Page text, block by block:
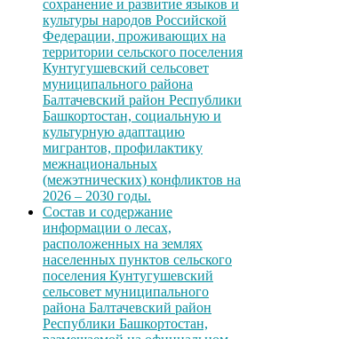
сохранение и развитие языков и
культуры народов Российской
Федерации, проживающих на
территории сельского поселения
Кунтугушевский сельсовет
муниципального района
Балтачевский район Республики
Башкортостан, социальную и
культурную адаптацию
мигрантов, профилактику
межнациональных
(межэтнических) конфликтов на
2026 – 2030 годы.
Состав и содержание
информации о лесах,
расположенных на землях
населенных пунктов сельского
поселения Кунтугушевский
сельсовет муниципального
района Балтачевский район
Республики Башкортостан,